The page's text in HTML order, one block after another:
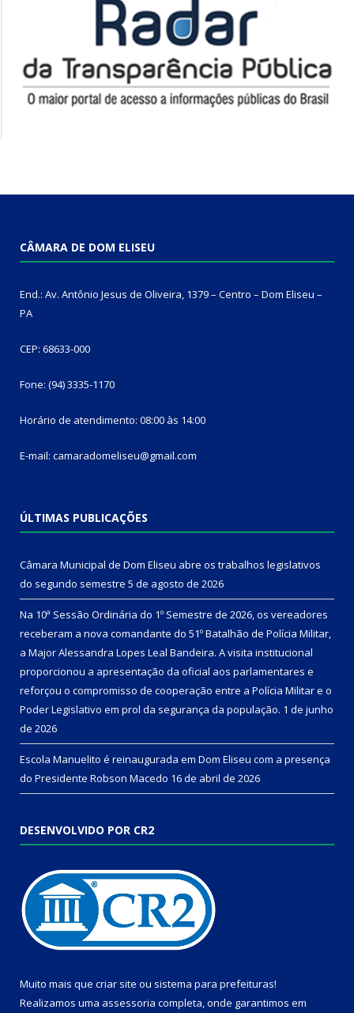
CÂMARA DE DOM ELISEU
End.: Av. Antônio Jesus de Oliveira, 1379 – Centro – Dom Eliseu –
PA
CEP: 68633-000
Fone: (94) 3335-1170
Horário de atendimento: 08:00 às 14:00
E-mail: camaradomeliseu@gmail.com
ÚLTIMAS PUBLICAÇÕES
Câmara Municipal de Dom Eliseu abre os trabalhos legislativos
do segundo semestre 5 de agosto de 2026
Na 10ª Sessão Ordinária do 1º Semestre de 2026, os vereadores
receberam a nova comandante do 51º Batalhão de Polícia Militar,
a Major Alessandra Lopes Leal Bandeira. A visita institucional
proporcionou a apresentação da oficial aos parlamentares e
reforçou o compromisso de cooperação entre a Polícia Militar e o
Poder Legislativo em prol da segurança da população. 1 de junho
de 2026
Escola Manuelito é reinaugurada em Dom Eliseu com a presença
do Presidente Robson Macedo 16 de abril de 2026
DESENVOLVIDO POR CR2
Muito mais que criar site ou sistema para prefeituras!
Realizamos uma assessoria completa, onde garantimos em